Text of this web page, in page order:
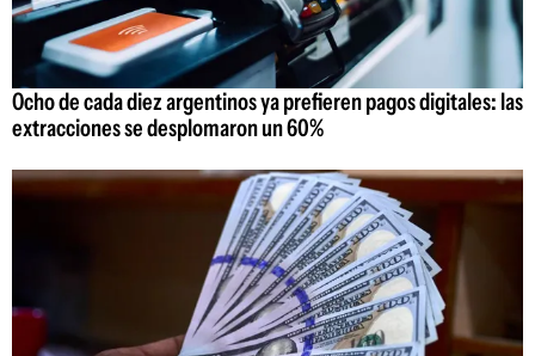
Ocho de cada diez argentinos ya prefieren pagos digitales: las
extracciones se desplomaron un 60%